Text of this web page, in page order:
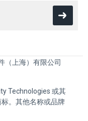
（上海）有限公司
Technologies 或其
。其他名称或品牌